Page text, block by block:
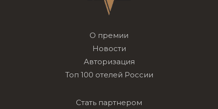
О премии
Новости
Авторизация
Топ 100 отелей России
Стать партнером